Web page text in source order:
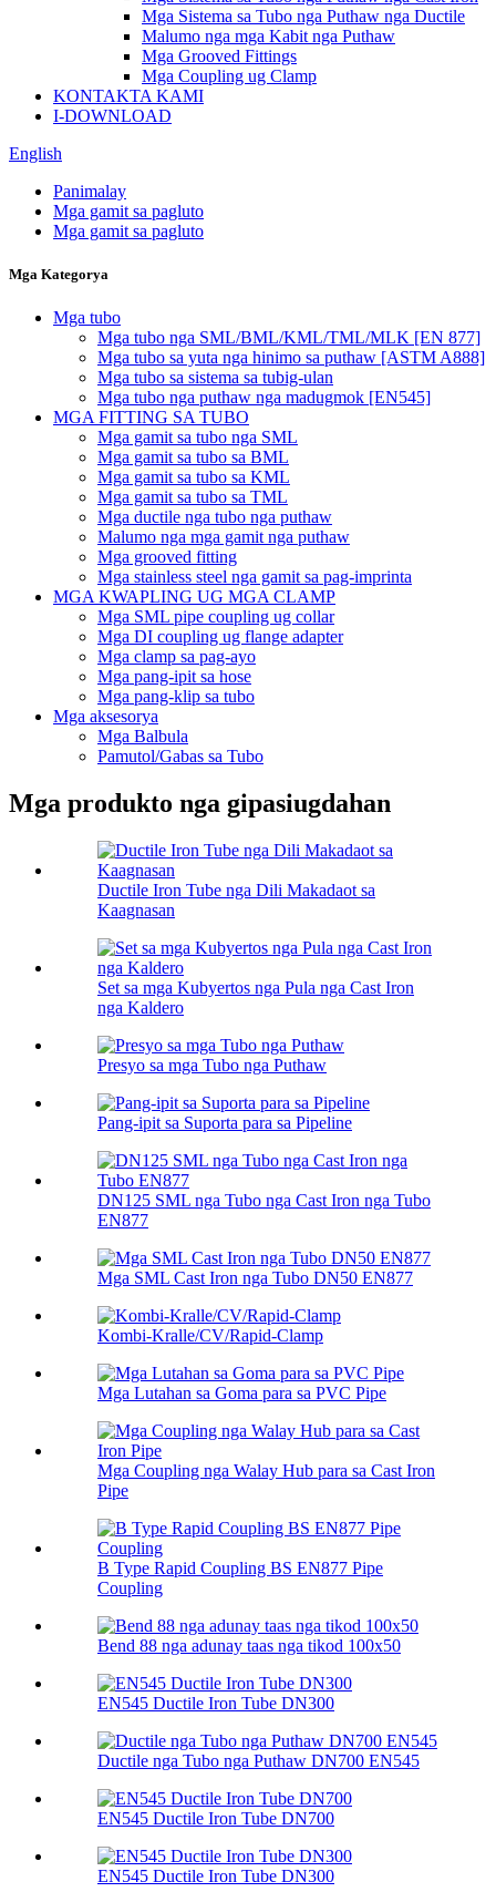
Mga Sistema sa Tubo nga Puthaw nga Ductile
Malumo nga mga Kabit nga Puthaw
Mga Grooved Fittings
Mga Coupling ug Clamp
KONTAKTA KAMI
I-DOWNLOAD
English
Panimalay
Mga gamit sa pagluto
Mga gamit sa pagluto
Mga Kategorya
Mga tubo
Mga tubo nga SML/BML/KML/TML/MLK [EN 877]
Mga tubo sa yuta nga hinimo sa puthaw [ASTM A888]
Mga tubo sa sistema sa tubig-ulan
Mga tubo nga puthaw nga madugmok [EN545]
MGA FITTING SA TUBO
Mga gamit sa tubo nga SML
Mga gamit sa tubo sa BML
Mga gamit sa tubo sa KML
Mga gamit sa tubo sa TML
Mga ductile nga tubo nga puthaw
Malumo nga mga gamit nga puthaw
Mga grooved fitting
Mga stainless steel nga gamit sa pag-imprinta
MGA KWAPLING UG MGA CLAMP
Mga SML pipe coupling ug collar
Mga DI coupling ug flange adapter
Mga clamp sa pag-ayo
Mga pang-ipit sa hose
Mga pang-klip sa tubo
Mga aksesorya
Mga Balbula
Pamutol/Gabas sa Tubo
Mga produkto nga gipasiugdahan
Ductile Iron Tube nga Dili Makadaot sa
Kaagnasan
Set sa mga Kubyertos nga Pula nga Cast Iron
nga Kaldero
Presyo sa mga Tubo nga Puthaw
Pang-ipit sa Suporta para sa Pipeline
DN125 SML nga Tubo nga Cast Iron nga Tubo
EN877
Mga SML Cast Iron nga Tubo DN50 EN877
Kombi-Kralle/CV/Rapid-Clamp
Mga Lutahan sa Goma para sa PVC Pipe
Mga Coupling nga Walay Hub para sa Cast Iron
Pipe
B Type Rapid Coupling BS EN877 Pipe
Coupling
Bend 88 nga adunay taas nga tikod 100х50
EN545 Ductile Iron Tube DN300
Ductile nga Tubo nga Puthaw DN700 EN545
EN545 Ductile Iron Tube DN700
EN545 Ductile Iron Tube DN300